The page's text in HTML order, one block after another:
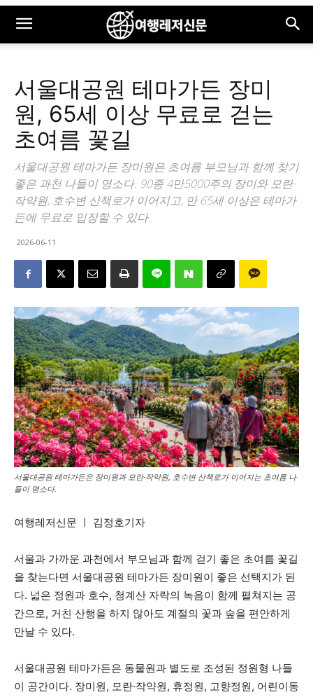
서울대공원 테마가든 장미
원, 65세 이상 무료로 걷는
초여름 꽃길
서울대공원 테마가든 장미원은 초여름 부모님과 함께 찾기
좋은 과천 나들이 명소다. 90종 4만5000주의 장미와 모란·
작약원, 호수변 산책로가 이어지고, 만 65세 이상은 테마가
든에 무료로 입장할 수 있다.
2026-06-11
서울대공원 테마가든은 장미원과 모란·작약원, 호수변 산책로가 이어지는 초여름 나
들이 명소다.
여행레저신문 ㅣ 김정호기자
서울과 가까운 과천에서 부모님과 함께 걷기 좋은 초여름 꽃길
을 찾는다면 서울대공원 테마가든 장미원이 좋은 선택지가 된
다. 넓은 정원과 호수, 청계산 자락의 녹음이 함께 펼쳐지는 공
간으로, 거친 산행을 하지 않아도 계절의 꽃과 숲을 편안하게
만날 수 있다.
서울대공원 테마가든은 동물원과 별도로 조성된 정원형 나들
이 공간이다. 장미원, 모란·작약원, 휴정원, 고향정원, 어린이동